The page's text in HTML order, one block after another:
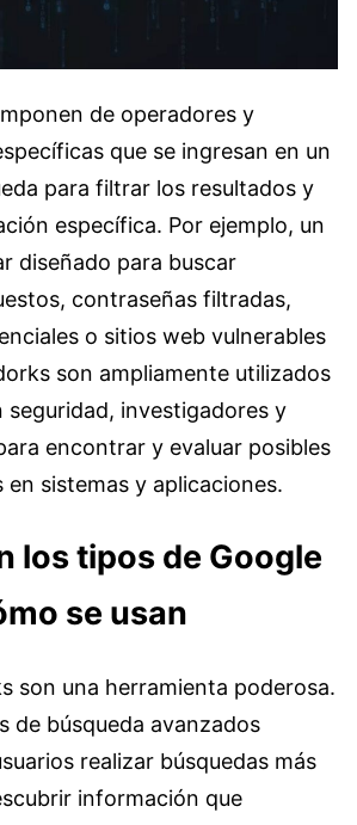
de operadores y
que se ingresan en un
para filtrar los resultados y
específica. Por ejemplo, un
diseñado para buscar
contraseñas filtradas,
o sitios web vulnerables
son ampliamente utilizados
investigadores y
encontrar y evaluar posibles
en sistemas y aplicaciones.
los tipos de Google
se usan
son una herramienta poderosa.
de búsqueda avanzados
realizar búsquedas más
información que